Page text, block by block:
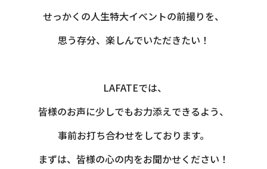
せっかくの人生特大イベントの前撮りを、
思う存分、楽しんでいただきたい！
LAFATEでは、
皆様のお声に少しでもお力添えできるよう、
事前お打ち合わせをしております。
まずは、皆様の心の内をお聞かせください！